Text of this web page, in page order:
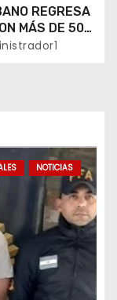
REGRESA
MÁS DE 50
LOCALES
NOTICIAS